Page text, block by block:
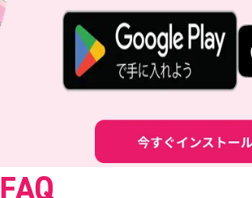
FAQ